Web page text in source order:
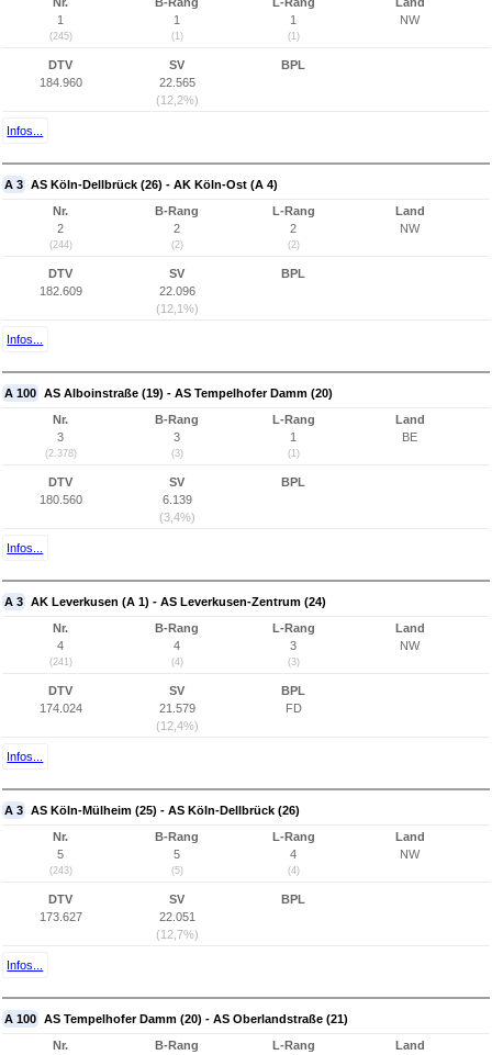
1
(245)
1
(1)
1
(1)
NW
DTV
184.960
SV
22.565
(12,2%)
BPL
Infos...
A 3 AS Köln-Dellbrück (26) - AK Köln-Ost (A 4)
Nr.
2
(244)
B-Rang
2
(2)
L-Rang
2
(2)
Land
NW
DTV
182.609
SV
22.096
(12,1%)
BPL
Infos...
A 100 AS Alboinstraße (19) - AS Tempelhofer Damm (20)
Nr.
3
(2.378)
B-Rang
3
(3)
L-Rang
1
(1)
Land
BE
DTV
180.560
SV
6.139
(3,4%)
BPL
Infos...
A 3 AK Leverkusen (A 1) - AS Leverkusen-Zentrum (24)
Nr.
4
(241)
B-Rang
4
(4)
L-Rang
3
(3)
Land
NW
DTV
174.024
SV
21.579
(12,4%)
BPL
FD
Infos...
A 3 AS Köln-Mülheim (25) - AS Köln-Dellbrück (26)
Nr.
5
(243)
B-Rang
5
(5)
L-Rang
4
(4)
Land
NW
DTV
173.627
SV
22.051
(12,7%)
BPL
Infos...
A 100 AS Tempelhofer Damm (20) - AS Oberlandstraße (21)
Nr.
B-Rang
L-Rang
Land